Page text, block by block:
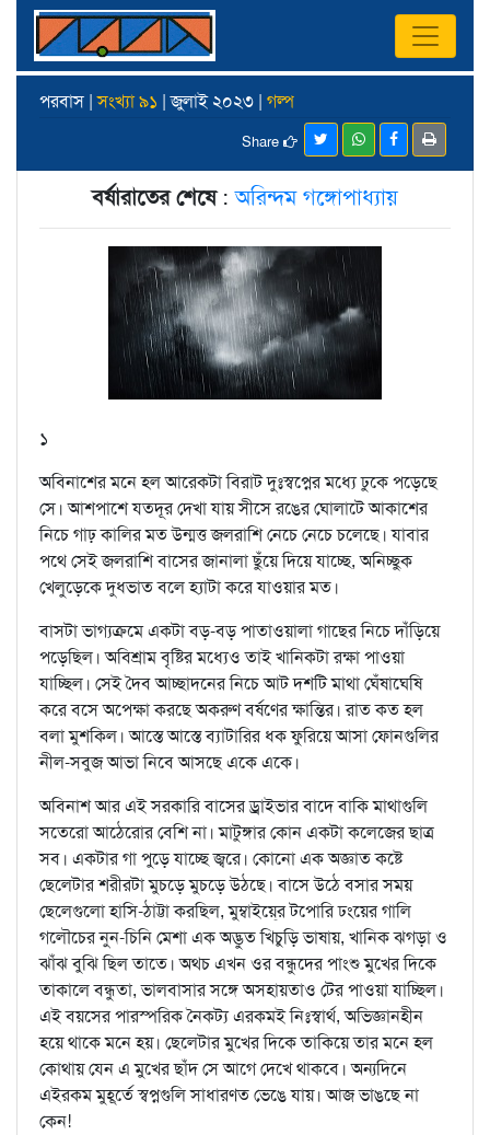
পরবাস |সংখ্যা ৯১ | জুলাই ২০২৩ | গল্প
Share
বর্ষারাতের শেষে:অরিন্দম গঙ্গোপাধ্যায়
১
অবিনাশের মনে হল আরেকটা বিরাট দুঃস্বপ্নের মধ্যে ঢুকে পড়েছে
সে। আশপাশে যতদূর দেখা যায় সীসে রঙের ঘোলাটে আকাশের
নিচে গাঢ় কালির মত উন্মত্ত জলরাশি নেচে নেচে চলেছে। যাবার
পথে সেই জলরাশি বাসের জানালা ছুঁয়ে দিয়ে যাচ্ছে, অনিচ্ছুক
খেলুড়েকে দুধভাত বলে হ্যাটা করে যাওয়ার মত।
বাসটা ভাগ্যক্রমে একটা বড়-বড় পাতাওয়ালা গাছের নিচে দাঁড়িয়ে
পড়েছিল। অবিশ্রাম বৃষ্টির মধ্যেও তাই খানিকটা রক্ষা পাওয়া
যাচ্ছিল। সেই দৈব আচ্ছাদনের নিচে আট দশটি মাথা ঘেঁষাঘেষি
করে বসে অপেক্ষা করছে অকরুণ বর্ষণের ক্ষান্তির। রাত কত হল
বলা মুশকিল। আস্তে আস্তে ব্যাটারির ধক ফুরিয়ে আসা ফোনগুলির
নীল-সবুজ আভা নিবে আসছে একে একে।
অবিনাশ আর এই সরকারি বাসের ড্রাইভার বাদে বাকি মাথাগুলি
সতেরো আঠেরোর বেশি না। মাটুঙ্গার কোন একটা কলেজের ছাত্র
সব। একটার গা পুড়ে যাচ্ছে জ্বরে। কোনো এক অজ্ঞাত কষ্টে
ছেলেটার শরীরটা মুচড়ে মুচড়ে উঠছে। বাসে উঠে বসার সময়
ছেলেগুলো হাসি-ঠাট্টা করছিল, মুম্বাইয়ে্র টপোরি ঢংয়ের গালি
গলৌচের নুন-চিনি মেশা এক অদ্ভুত খিচুড়ি ভাষায়, খানিক ঝগড়া ও
ঝাঁঝ বুঝি ছিল তাতে। অথচ এখন ওর বন্ধুদের পাংশু মুখের দিকে
তাকালে বন্ধুতা, ভালবাসার সঙ্গে অসহায়তাও টের পাওয়া যাচ্ছিল।
এই বয়সের পারস্পরিক নৈকট্য এরকমই নিঃস্বার্থ, অভিজ্ঞানহীন
হয়ে থাকে মনে হয়। ছেলেটার মুখের দিকে তাকিয়ে তার মনে হল
কোথায় যেন এ মুখের ছাঁদ সে আগে দেখে থাকবে। অন্যদিনে
এইরকম মুহূর্তে স্বপ্নগুলি সাধারণত ভেঙে যায়। আজ ভাঙছে না
কেন!